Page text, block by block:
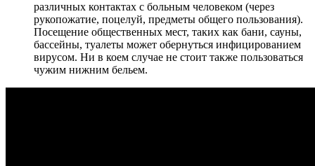
различных контактах с больным человеком (через
рукопожатие, поцелуй, предметы общего пользования).
Посещение общественных мест, таких как бани, сауны,
бассейны, туалеты может обернуться инфицированием
вирусом. Ни в коем случае не стоит также пользоваться
чужим нижним бельем.